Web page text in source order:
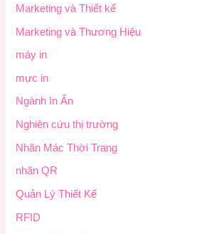
Marketing và Thiết kế
Marketing và Thương Hiệu
máy in
mực in
Ngành In Ấn
Nghiên cứu thị trường
Nhãn Mác Thời Trang
nhãn QR
Quản Lý Thiết Kế
RFID